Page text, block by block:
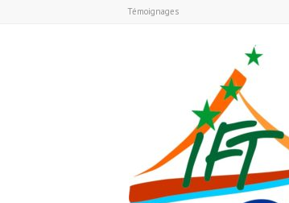
Témoignages